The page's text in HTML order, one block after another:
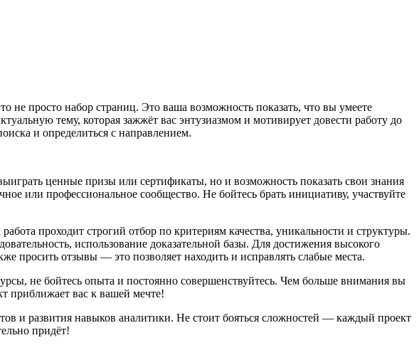
не просто набор страниц. Это ваша возможность показать, что вы умеете
тему, которая зажжёт вас энтузиазмом и мотивирует довести работу до
и определиться с направлением.
ценные призы или сертификаты, но и возможность показать свои знания
или профессиональное сообщество. Не бойтесь брать инициативу, участвуйте
проходит строгий отбор по критериям качества, уникальности и структуры.
использование доказательной базы. Для достижения высокого
просить отзывы — это позволяет находить и исправлять слабые места.
не бойтесь опыта и постоянно совершенствуйтесь. Чем больше внимания вы
приближает вас к вашей мечте!
и развития навыков аналитики. Не стоит бояться сложностей — каждый проект
придёт!